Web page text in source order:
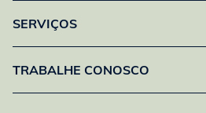
SERVIÇOS
TRABALHE CONOSCO